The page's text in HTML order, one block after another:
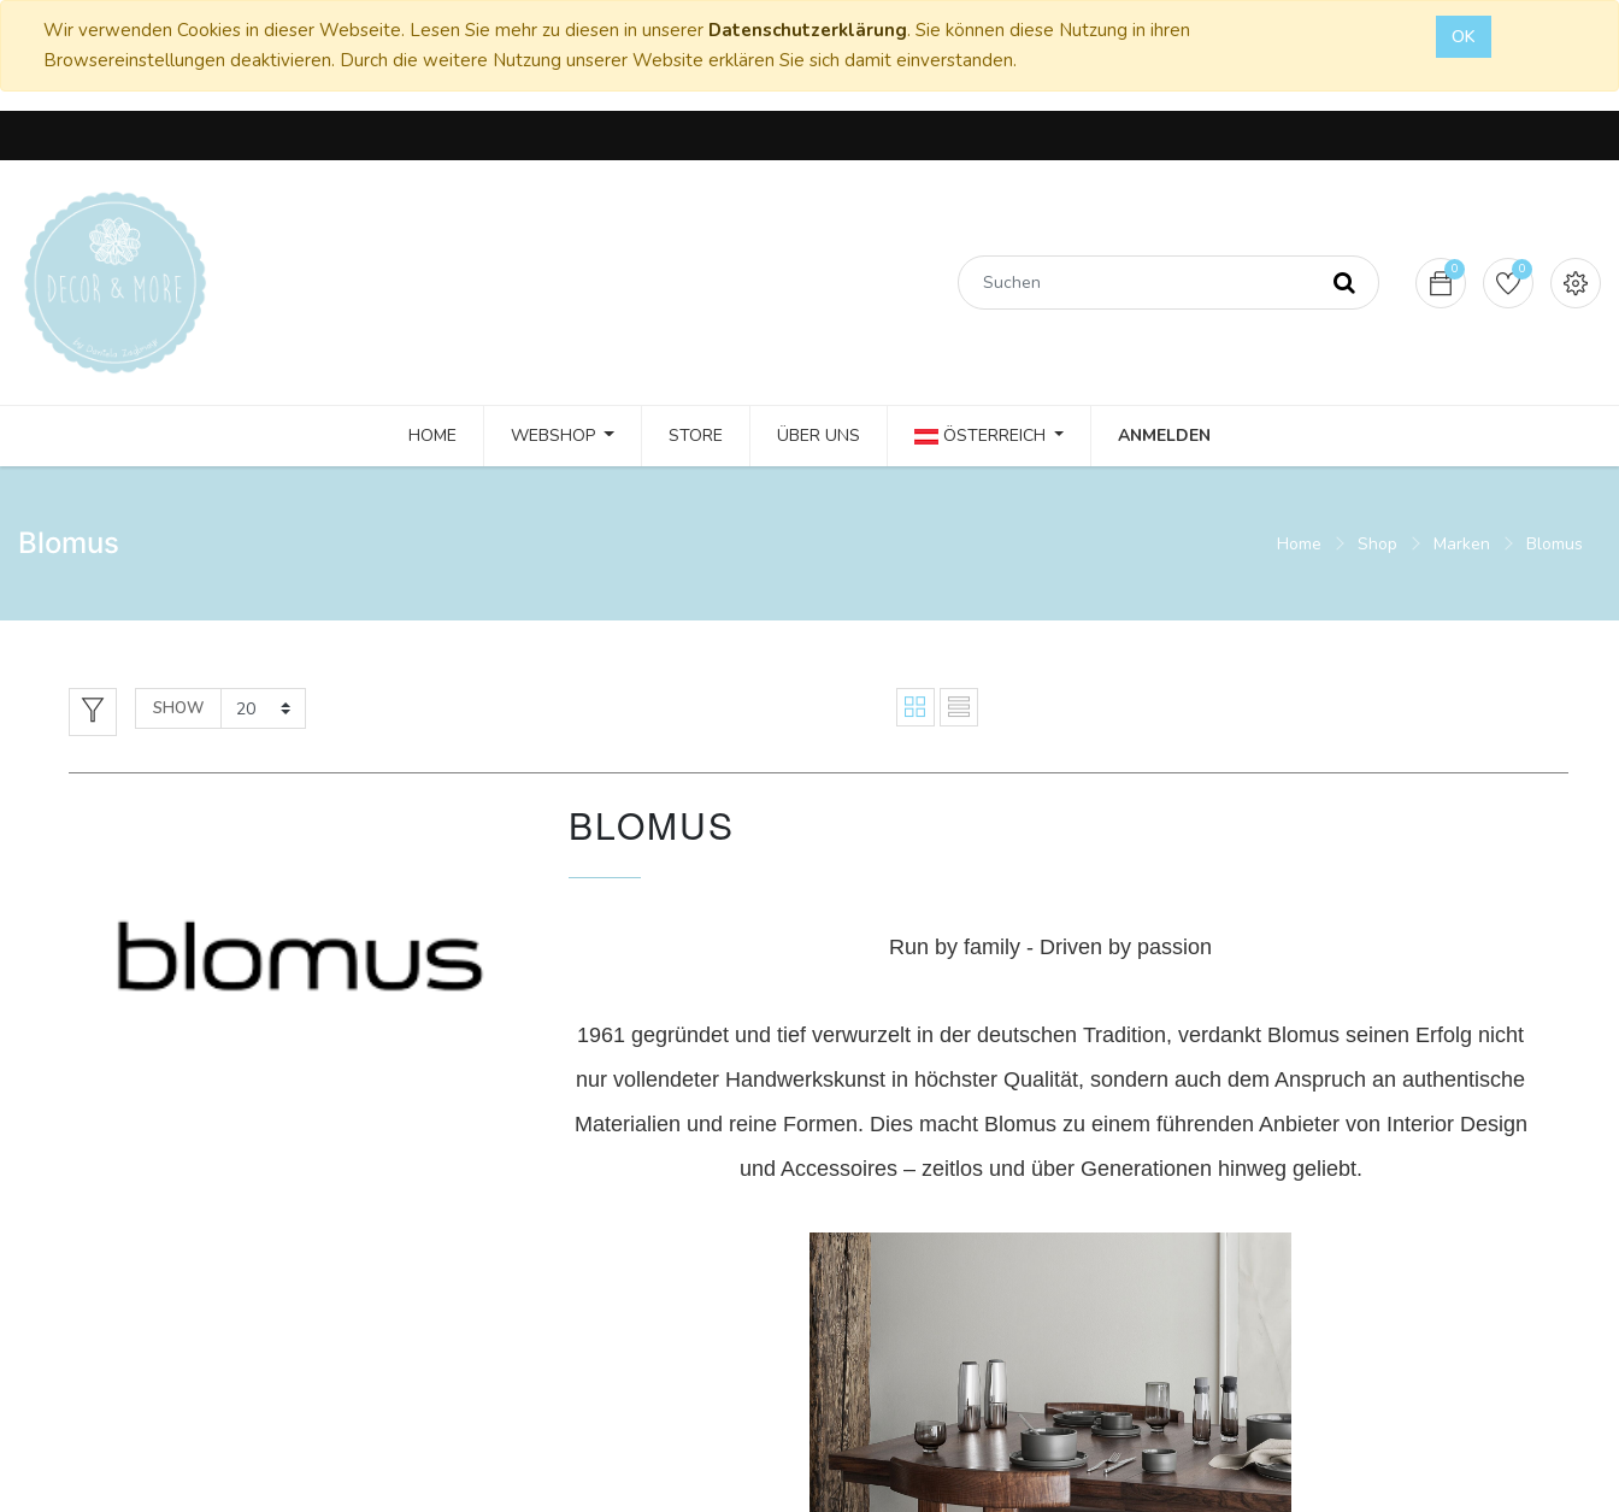
Wir verwenden Cookies in dieser Webseite. Lesen Sie mehr zu diesen in unserer Datenschutzerklärung. Sie können diese Nutzung in ihren
Browsereinstellungen deaktivieren. Durch die weitere Nutzung unserer Website erklären Sie sich damit einverstanden.
OK
0 0
HOME WEBSHOP STORE ÜBER UNS ÖSTERREICH ANMELDEN
Blomus Home Shop Marken Blomus
SHOW
BLOMUS
Run by family - Driven by passion
1961 gegründet und tief verwurzelt in der deutschen Tradition, verdankt Blomus seinen Erfolg nicht
nur vollendeter Handwerkskunst in höchster Qualität, sondern auch dem Anspruch an authentische
Materialien und reine Formen. Dies macht Blomus zu einem führenden Anbieter von Interior Design
und Accessoires – zeitlos und über Generationen hinweg geliebt.